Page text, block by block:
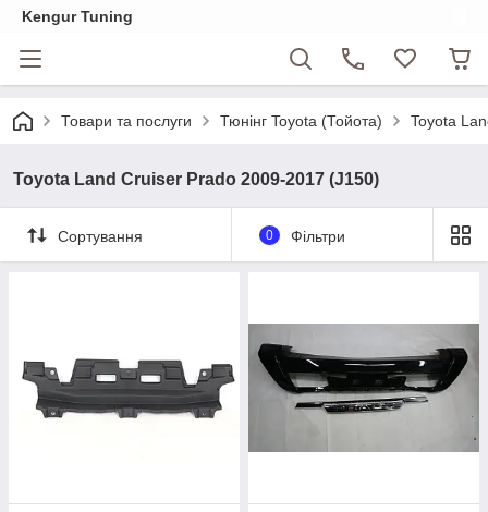
Kengur Tuning
Товари та послуги Тюнінг Toyota (Тойота) Toyota
Toyota Land Cruiser Prado 2009-2017 (J150)
Сортування 0 Фільтри